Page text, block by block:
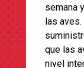
semana
las
que las
nivel